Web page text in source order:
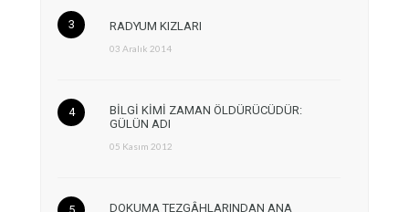
RADYUM KIZLARI
03 Aralık 2014
BİLGİ KİMİ ZAMAN ÖLDÜRÜCÜDÜR:
GÜLÜN ADI
05 Kasım 2012
DOKUMA TEZGÂHLARINDAN ANA